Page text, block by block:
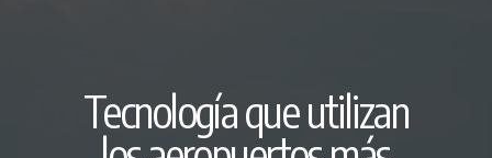
Tecnología que utilizan